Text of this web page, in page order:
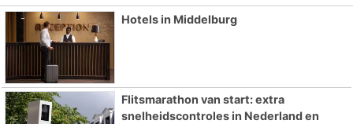
Hotels in Middelburg
Flitsmarathon van start: extra
snelheidscontroles in Nederland en